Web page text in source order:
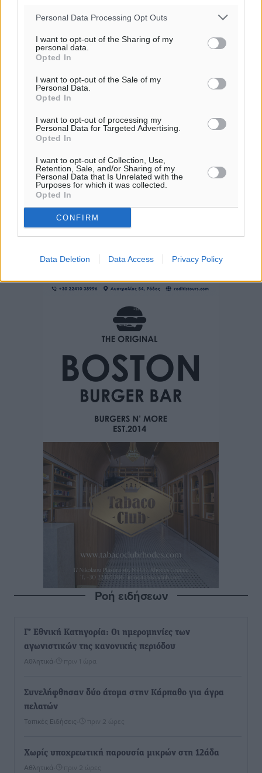
Personal Data Processing Opt Outs
I want to opt-out of the Sharing of my
personal data.
Opted In
I want to opt-out of the Sale of my
Personal Data.
Opted In
I want to opt-out of processing my
Personal Data for Targeted Advertising.
Opted In
I want to opt-out of Collection, Use,
Retention, Sale, and/or Sharing of my
Personal Data that Is Unrelated with the
Purposes for which it was collected.
Opted In
CONFIRM
Data Deletion Data Access Privacy Policy
Ροή ειδήσεων
Γ’ Εθνική Κατηγορία: Οι ημερομηνίες των
αγωνιστικών της κανονικής περιόδου
Αθλητικά πριν 1 ώρα
Συνελήφθησαν δύο άτομα στην Κάρπαθο για άγρα
πελατών
Τοπικές Ειδήσεις πριν 2 ώρες
Χωρίς υποχρεωτική παρουσία μικρών στη 12άδα
Αθλητικά πριν 2 ώρες